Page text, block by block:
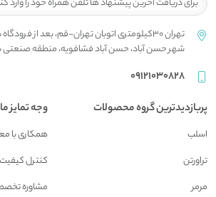
تهران 30کیلومتری اتوبان تهران-قم، بعد از
شهر حسن آباد، حسن آباد فشافویه، منطقه
09121030828
پربازدیدترین گروه محصولات
اسلب
تراورتن
مرمر
وجه تمایز ما
همکاری با
کنترل
مشاوره